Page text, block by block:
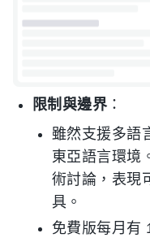
限制與邊界 ：
雖然支援多語
東亞語言環境
術討論，表現
具。
免費版每月有